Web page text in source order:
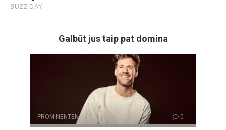
Galbūt jus taip pat domina
PROMINENTEN 0